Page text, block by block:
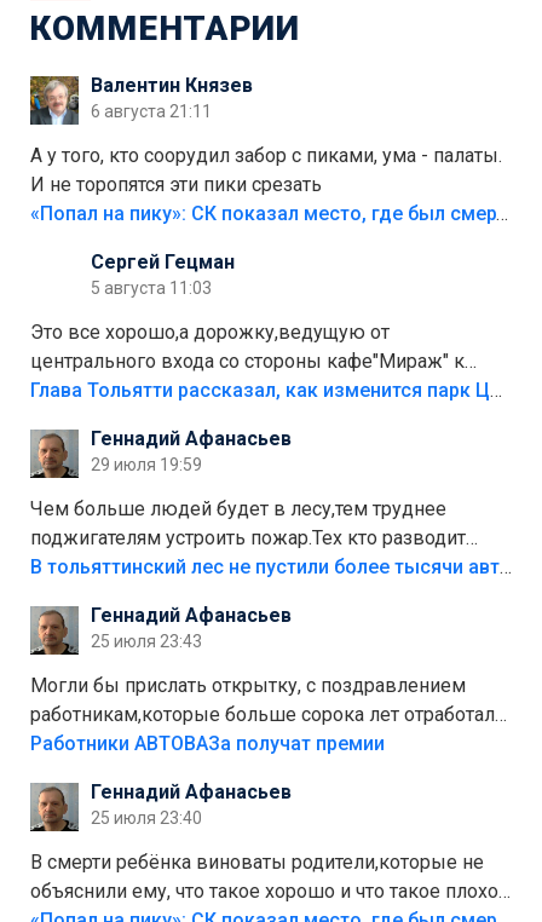
КОММЕНТАРИИ
Валентин Князев
6 августа 21:11
А у того, кто соорудил забор с пиками, ума - палаты.
И не торопятся эти пики срезать
«Попал на пику»: СК показал место, где был смертельно травмирован ребенок в Тольятти
Сергей Гецман
5 августа 11:03
Это все хорошо,а дорожку,ведущую от
центрального входа со стороны кафе"Мираж" к
аттракционам слабо доделать?А то бордюры
лежала в парке и испортилась.Да еще,видимо,часть
украли.
Глава Тольятти рассказал, как изменится парк Центрального района
Геннадий Афанасьев
29 июля 19:59
Чем больше людей будет в лесу,тем труднее
поджигателям устроить пожар.Тех кто разводит
костры,тех надо безбожно штрафовать.Камер полно
Штрафы мизерные.
В тольяттинский лес не пустили более тысячи автомобилей
Геннадий Афанасьев
25 июля 23:43
Могли бы прислать открытку, с поздравлением
работникам,которые больше сорока лет отработали
на предприятии.
Работники АВТОВАЗа получат премии
Геннадий Афанасьев
25 июля 23:40
В смерти ребёнка виноваты родители,которые не
объяснили ему, что такое хорошо и что такое плохо!